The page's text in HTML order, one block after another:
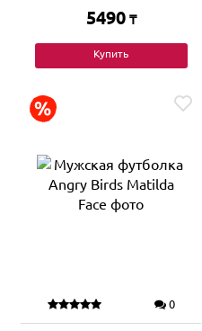
5490 ₸
Купить
0